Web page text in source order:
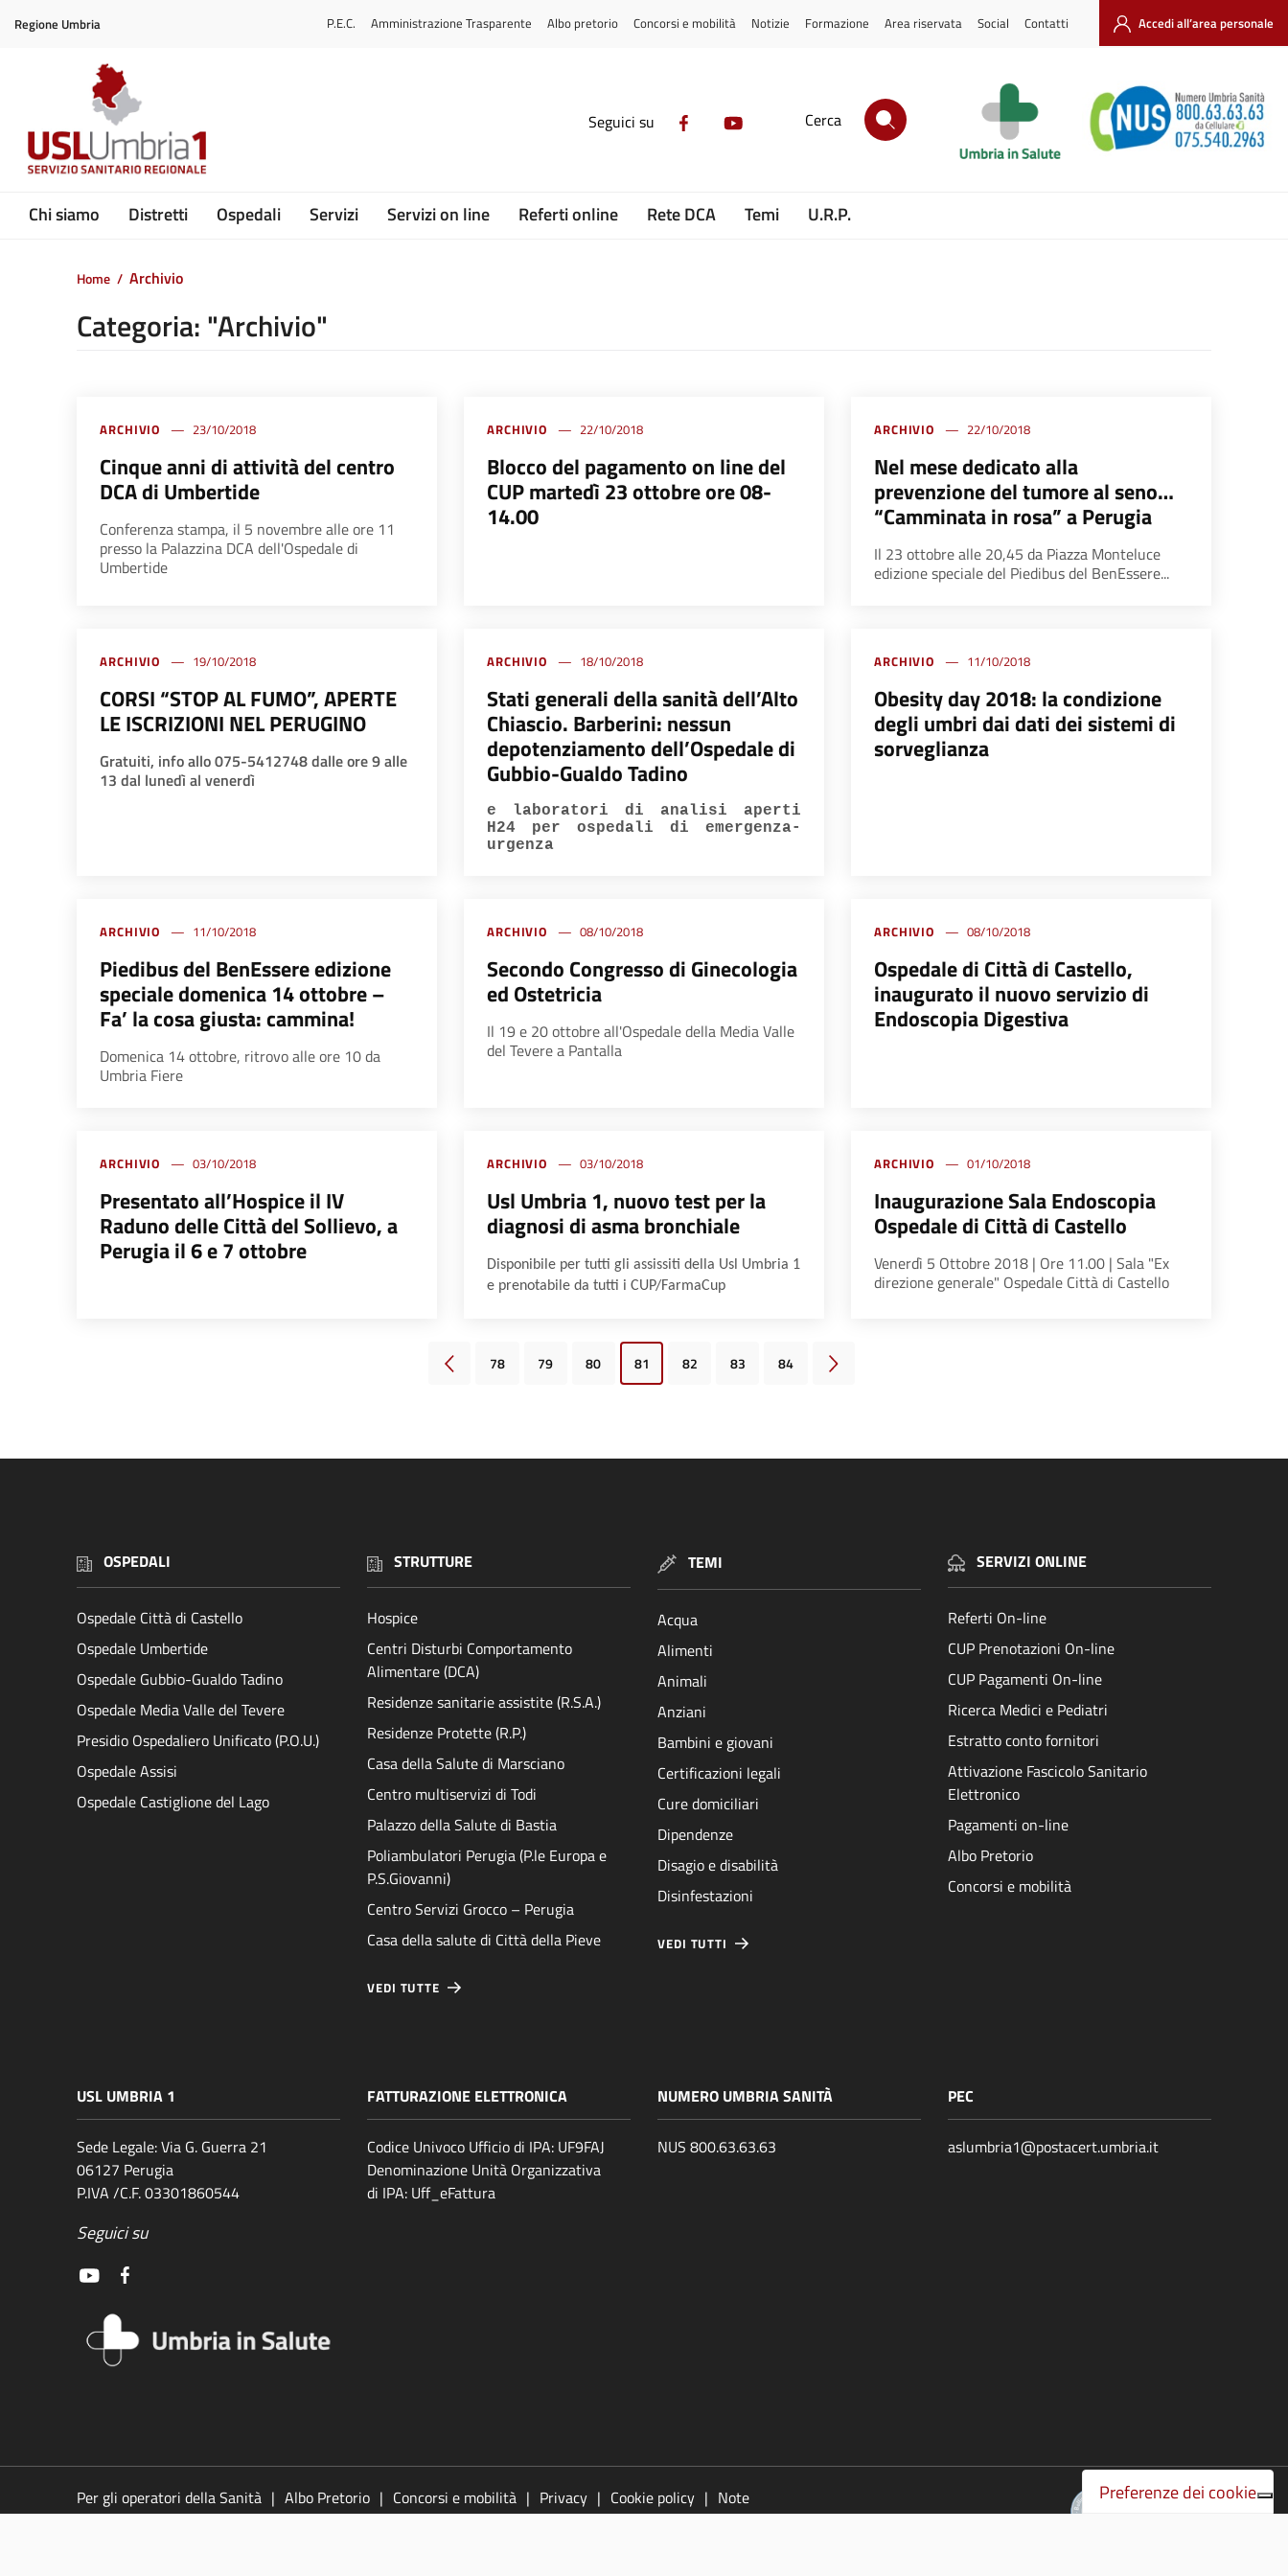
Vai al menu di navigazione
Vai al footer
Regione Umbria P.E.C. Amministrazione Trasparente Albo pretorio Concorsi e mobilità Notizie Formazione Area riservata Social Contatti Accedi all’area personale
Seguici su Cerca
Submenu
Chi siamo Distretti Ospedali Servizi Servizi on line Referti online Rete DCA Temi U.R.P.
Home / Archivio
Categoria: "Archivio"
ARCHIVIO 23/10/2018
Cinque anni di attività del centro
DCA di Umbertide
Conferenza stampa, il 5 novembre alle ore 11
presso la Palazzina DCA dell'Ospedale di
Umbertide
ARCHIVIO 22/10/2018
Blocco del pagamento on line del
CUP martedì 23 ottobre ore 08-
14.00
ARCHIVIO 22/10/2018
Nel mese dedicato alla
prevenzione del tumore al seno…
“Camminata in rosa” a Perugia
Il 23 ottobre alle 20,45 da Piazza Monteluce
edizione speciale del Piedibus del BenEssere...
ARCHIVIO 19/10/2018
CORSI “STOP AL FUMO”, APERTE
LE ISCRIZIONI NEL PERUGINO
Gratuiti, info allo 075-5412748 dalle ore 9 alle
13 dal lunedì al venerdì
ARCHIVIO 18/10/2018
Stati generali della sanità dell’Alto
Chiascio. Barberini: nessun
depotenziamento dell’Ospedale di
Gubbio-Gualdo Tadino
e laboratori di analisi aperti
H24 per ospedali di emergenza-
urgenza
ARCHIVIO 11/10/2018
Obesity day 2018: la condizione
degli umbri dai dati dei sistemi di
sorveglianza
ARCHIVIO 11/10/2018
Piedibus del BenEssere edizione
speciale domenica 14 ottobre –
Fa’ la cosa giusta: cammina!
Domenica 14 ottobre, ritrovo alle ore 10 da
Umbria Fiere
ARCHIVIO 08/10/2018
Secondo Congresso di Ginecologia
ed Ostetricia
Il 19 e 20 ottobre all'Ospedale della Media Valle
del Tevere a Pantalla
ARCHIVIO 08/10/2018
Ospedale di Città di Castello,
inaugurato il nuovo servizio di
Endoscopia Digestiva
ARCHIVIO 03/10/2018
Presentato all’Hospice il IV
Raduno delle Città del Sollievo, a
Perugia il 6 e 7 ottobre
ARCHIVIO 03/10/2018
Usl Umbria 1, nuovo test per la
diagnosi di asma bronchiale
Disponibile per tutti gli assissiti della Usl Umbria 1
e prenotabile da tutti i CUP/FarmaCup
ARCHIVIO 01/10/2018
Inaugurazione Sala Endoscopia
Ospedale di Città di Castello
Venerdì 5 Ottobre 2018 | Ore 11.00 | Sala "Ex
direzione generale" Ospedale Città di Castello
Pagina precedente
78 79 80 81 82 83 84 Pagina successiva
OSPEDALI
Ospedale Città di Castello
Ospedale Umbertide
Ospedale Gubbio-Gualdo Tadino
Ospedale Media Valle del Tevere
Presidio Ospedaliero Unificato (P.O.U.)
Ospedale Assisi
Ospedale Castiglione del Lago
STRUTTURE
Hospice
Centri Disturbi Comportamento
Alimentare (DCA)
Residenze sanitarie assistite (R.S.A.)
Residenze Protette (R.P.)
Casa della Salute di Marsciano
Centro multiservizi di Todi
Palazzo della Salute di Bastia
Poliambulatori Perugia (P.le Europa e
P.S.Giovanni)
Centro Servizi Grocco – Perugia
Casa della salute di Città della Pieve
VEDI TUTTE
TEMI
Acqua
Alimenti
Animali
Anziani
Bambini e giovani
Certificazioni legali
Cure domiciliari
Dipendenze
Disagio e disabilità
Disinfestazioni
VEDI TUTTI
SERVIZI ONLINE
Referti On-line
CUP Prenotazioni On-line
CUP Pagamenti On-line
Ricerca Medici e Pediatri
Estratto conto fornitori
Attivazione Fascicolo Sanitario
Elettronico
Pagamenti on-line
Albo Pretorio
Concorsi e mobilità
USL UMBRIA 1
Sede Legale: Via G. Guerra 21
06127 Perugia
P.IVA /C.F. 03301860544
Seguici su
FATTURAZIONE ELETTRONICA
Codice Univoco Ufficio di IPA: UF9FAJ
Denominazione Unità Organizzativa
di IPA: Uff_eFattura
NUMERO UMBRIA SANITÀ
NUS 800.63.63.63
PEC
aslumbria1@postacert.umbria.it
Per gli operatori della Sanità Albo Pretorio Concorsi e mobilità Privacy Cookie policy
Note
legali
Policy Video Responsabile della pubblicazione
Segnala un problema di
Preferenze dei cookie